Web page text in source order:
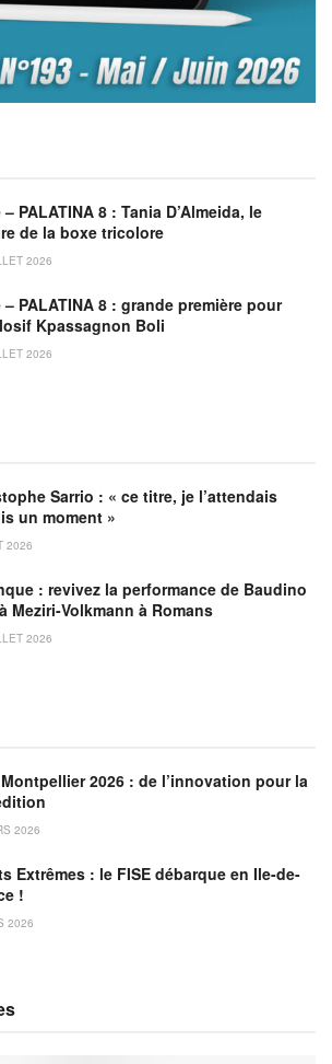
– PALATINA 8 : Tania D’Almeida, le
de la boxe tricolore
2026
– PALATINA 8 : grande première pour
Kpassagnon Boli
2026
Sarrio : « ce titre, je l’attendais
un moment »
2026
: revivez la performance de Baudino
Meziri-Volkmann à Romans
2026
Montpellier 2026 : de l’innovation pour la
2026
Extrêmes : le FISE débarque en Ile-de-
!
2026